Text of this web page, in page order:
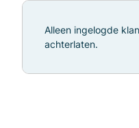
Alleen ingelogde
achterlaten.